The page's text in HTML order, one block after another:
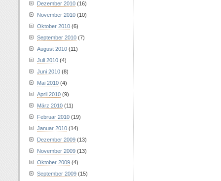
Dezember 2010 (16)
November 2010 (10)
Oktober 2010 (6)
September 2010 (7)
August 2010 (11)
Juli 2010 (4)
Juni 2010 (8)
Mai 2010 (4)
April 2010 (9)
März 2010 (11)
Februar 2010 (19)
Januar 2010 (14)
Dezember 2009 (13)
November 2009 (13)
Oktober 2009 (4)
September 2009 (15)